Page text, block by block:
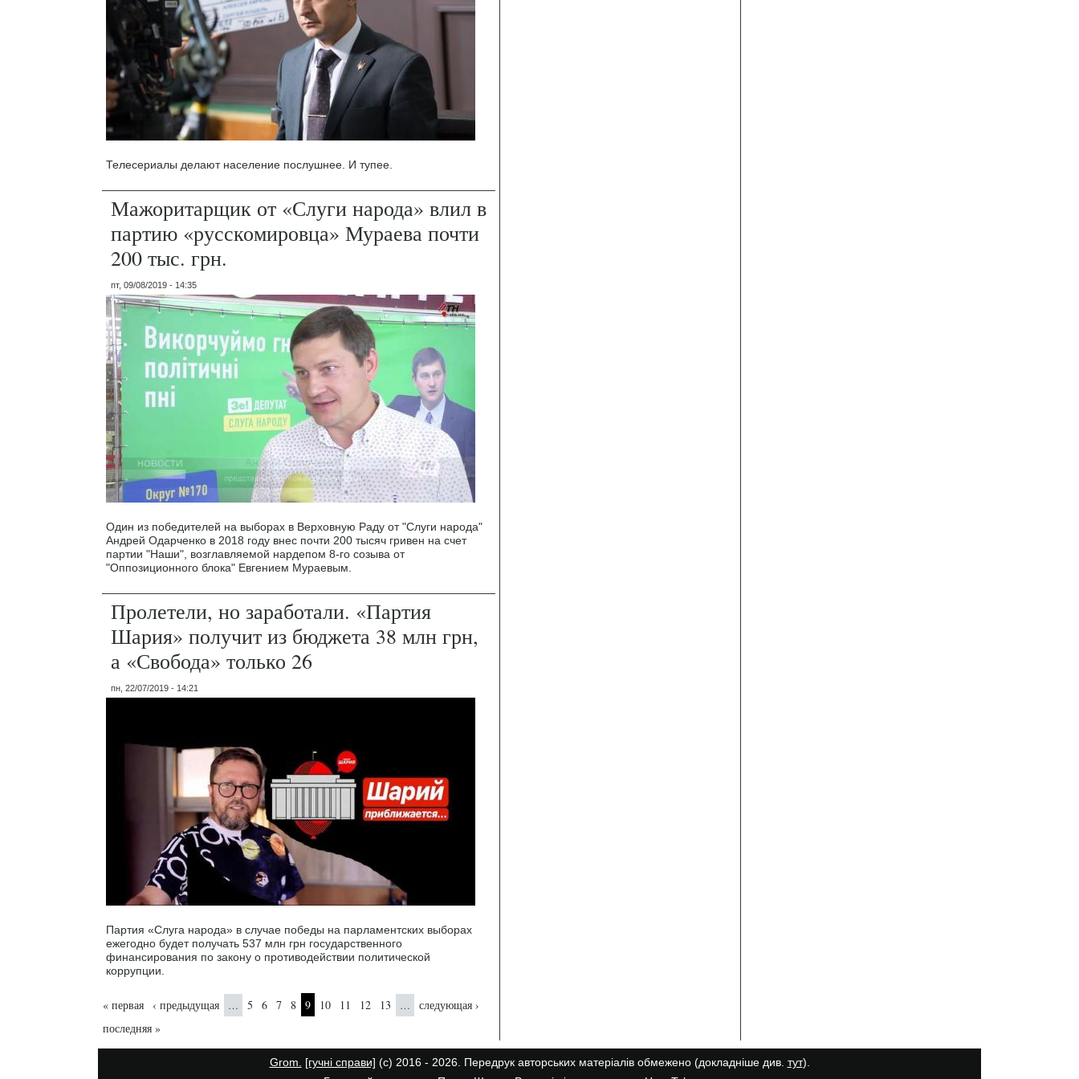
Телесериалы делают население послушнее. И тупее.
Мажоритарщик от «Слуги народа» влил в
партию «русскомировца» Мураева почти
200 тыс. грн.
пт, 09/08/2019 - 14:35
Один из победителей на выборах в Верховную Раду от "Слуги народа"
Андрей Одарченко в 2018 году внес почти 200 тысяч гривен на счет
партии "Наши", возглавляемой нардепом 8-го созыва от
"Оппозиционного блока" Евгением Мураевым.
Пролетели, но заработали. «Партия
Шария» получит из бюджета 38 млн грн,
а «Свобода» только 26
пн, 22/07/2019 - 14:21
Партия «Слуга народа» в случае победы на парламентских выборах
ежегодно будет получать 537 млн грн государственного
финансирования по закону о противодействии политической
коррупции.
Страницы
« первая ‹ предыдущая … 5 6 7 8 9 10 11 12 13 …
следующая ›
последняя »
Grom. [гучні справи] (с) 2016 - 2026. Передрук авторських матеріалів обмежено (докладніше див. тут).